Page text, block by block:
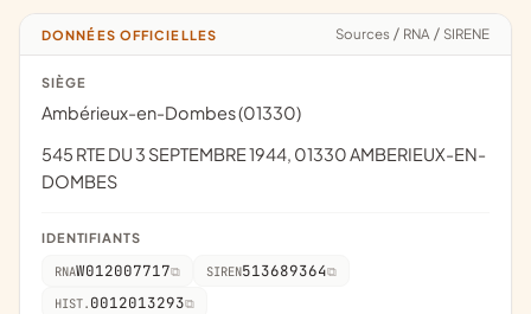
DONNÉES OFFICIELLES Sources / RNA / SIRENE
SIÈGE
Ambérieux-en-Dombes (01330)
545 RTE DU 3 SEPTEMBRE 1944, 01330 AMBERIEUX-EN-
DOMBES
IDENTIFIANTS
RNAW012007717 SIREN513689364
HIST. 0012013293